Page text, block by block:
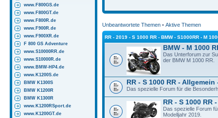
www.F800GS.de
www.F800GT.de
www.F800R.de
www.F900R.de
www.F900XR.de
F 800 GS Adventure
www.S10000RR.de
www.S10000R.de
www.BMW-HP4.de
www.K1200S.de
BMW K1300S
BMW K1200R
BMW K1300R
www.K1200RSport.de
www.K1200GT.de
Unbeantwortete Themen • Aktive Themen
RR - 2019 - S 1000 RR - BMW - S1000RR - M
BMW - M 1000
Das Unterforum zur
der BMW M 1000 RR.
RR - S 1000 RR - Allgemein
Das spezielle Forum für die
RR - S 1000 RR
Das spezielle Forum
Modelljahr 2019.